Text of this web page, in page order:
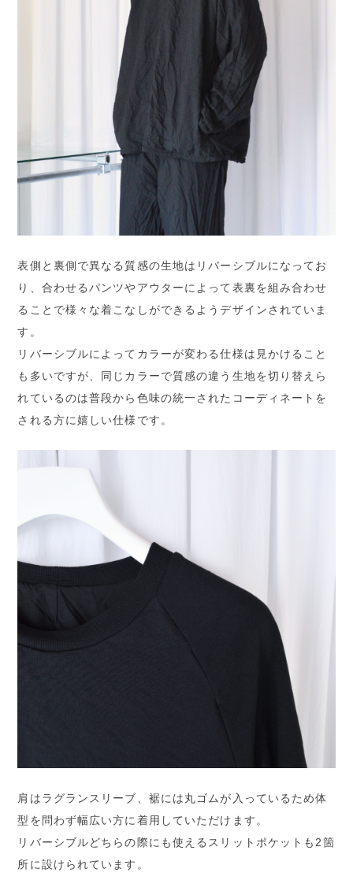
表側と裏側で異なる質感の生地はリバーシブルになってお
り、合わせるパンツやアウターによって表裏を組み合わせ
ることで様々な着こなしができるようデザインされていま
す。
リバーシブルによってカラーが変わる仕様は見かけること
も多いですが、同じカラーで質感の違う生地を切り替えら
れているのは普段から色味の統一されたコーディネートを
される方に嬉しい仕様です。
肩はラグランスリーブ、裾には丸ゴムが入っているため体
型を問わず幅広い方に着用していただけます。
リバーシブルどちらの際にも使えるスリットポケットも2箇
所に設けられています。